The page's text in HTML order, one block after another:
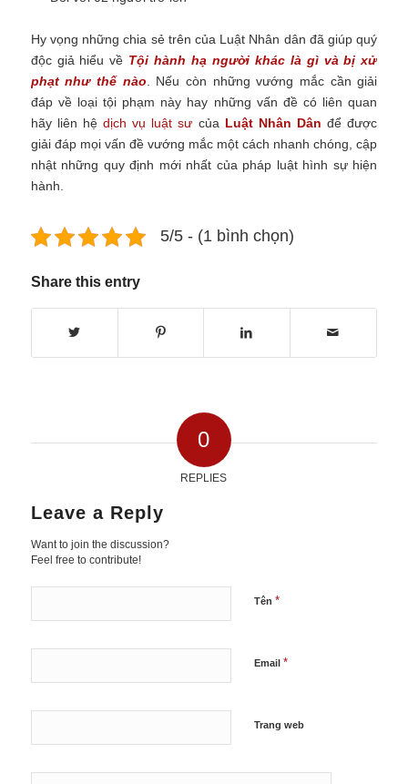
Hy vọng những chia sẻ trên của Luật Nhân dân đã giúp quý
độc giả hiểu về Tội hành hạ người khác là gì và bị xử
phạt như thế nào. Nếu còn những vướng mắc cần giải
đáp về loại tội phạm này hay những vấn đề có liên quan
hãy liên hệdịch vụ luật sư của Luật Nhân Dân để được
giải đáp mọi vấn đề vướng mắc một cách nhanh chóng, cập
nhật những quy định mới nhất của pháp luật hình sự hiện
hành.
5/5 - (1 bình chọn)
Share this entry
0
REPLIES
Leave a Reply
Want to join the discussion?
Feel free to contribute!
Tên *
Email *
Trang web